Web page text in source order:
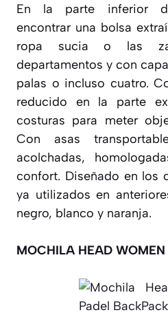
En la parte inferior
encontrar una bolsa
ropa sucia o las
departamentos y con
palas o incluso cuatro.
reducido en la parte
costuras para meter
Con asas
acolchadas,
confort. Diseñado en los
ya utilizados en
negro, blanco y naranja.
MOCHILA HEAD